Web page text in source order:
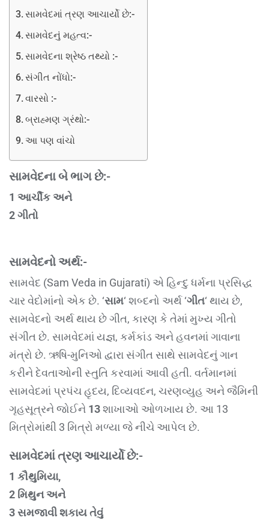
સામવેદમાં ત્રણ આચાર્યો છે:-
સામવેદનું મહત્વ:-
સામવેદના શ્રેષ્ઠ તથ્યો :-
સંગીત નોંધો:-
વારસો :-
બ્રાહ્મણ ગ્રંથો:-
આ પણ વાંચો
સામવેદના બે ભાગ છે:-
1 આર્ચીક અને
2 ગીતો
સામવેદનો અર્થ:-
સામવેદ (Sam Veda in Gujarati) એ હિન્દુ ધર્મના પ્રસિદ્ધ
ચાર વેદોમાંનો એક છે. ‘સામ‘ શબ્દનો અર્થ ‘ગીત‘ થાય છે,
સામવેદનો અર્થ થાય છે ગીત, કારણ કે તેમાં મુખ્ય ગીતો
સંગીત છે. સામવેદમાં યજ્ઞ, કર્મકાંડ અને હવનમાં ગાવાના
મંત્રો છે. ઋષિ-મુનિઓ દ્વારા સંગીત સાથે સામવેદનું ગાન
કરીને દેવતાઓની સ્તુતિ કરવામાં આવી હતી. વર્તમાનમાં
સામવેદમાં પ્રપંચ હૃદય, દિવ્યવદન, ચરણવ્યુહ અને જૈમિની
ગૃહસૂત્રને જોઈને 13શાખાઓ ઓળખાય છે. આ 13
મિત્રોમાંથી 3 મિત્રો મળ્યા જે નીચે આપેલ છે.
સામવેદમાં ત્રણ આચાર્યો છે:-
1 કૌથુમિયા,
2 મિથુન અને
3 સમજાવી શકાય તેવું